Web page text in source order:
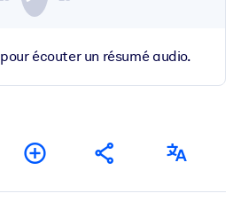
écouter un résumé audio.